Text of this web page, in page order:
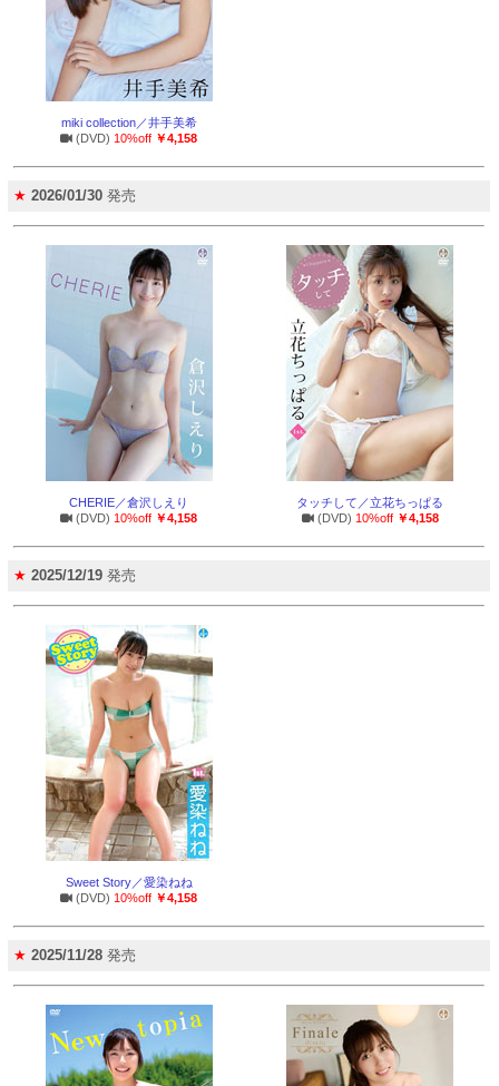
miki collection／井手美希
(DVD) 10%off ￥4,158
★ 2026/01/30 発売
CHERIE／倉沢しえり
(DVD) 10%off ￥4,158
タッチして／立花ちっぱる
(DVD) 10%off ￥4,158
★ 2025/12/19 発売
Sweet Story／愛染ねね
(DVD) 10%off ￥4,158
★ 2025/11/28 発売